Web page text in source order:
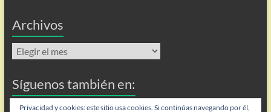
Archivos
Archivos
Síguenos también en:
Flip
Privacidad y cookies: este sitio usa cookies. Si continúas navegando por él,